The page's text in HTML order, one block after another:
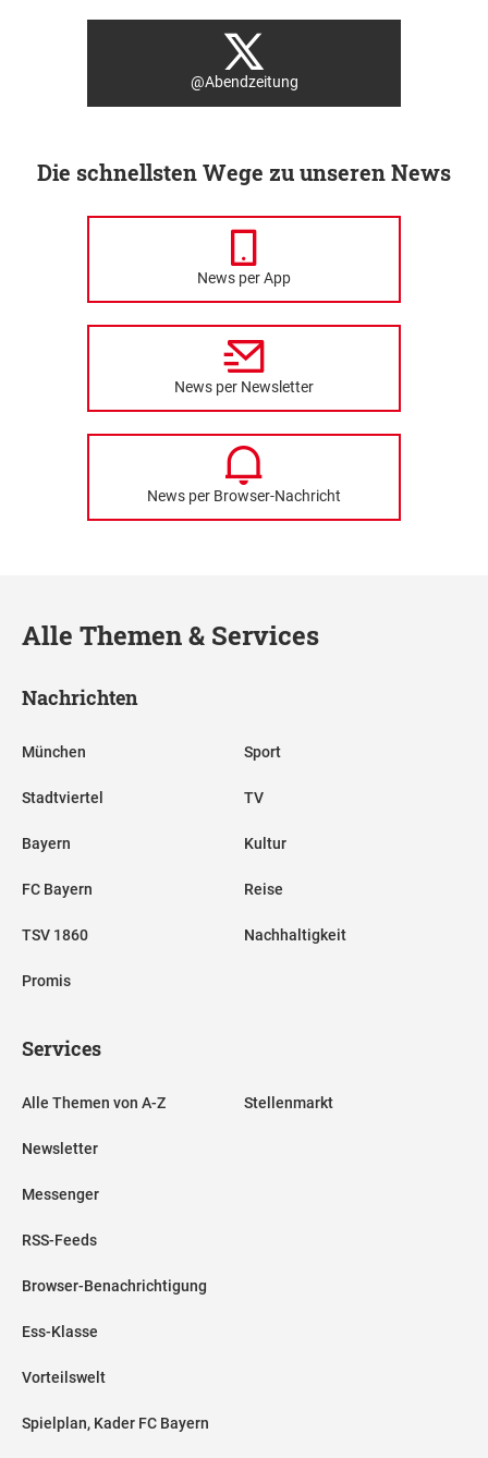
@Abendzeitung
Die schnellsten Wege zu unseren News
News per App
News per Newsletter
News per Browser-Nachricht
Alle Themen & Services
Nachrichten
München
Stadtviertel
Bayern
FC Bayern
TSV 1860
Promis
Sport
TV
Kultur
Reise
Nachhaltigkeit
Services
Alle Themen von A-Z
Newsletter
Messenger
RSS-Feeds
Browser-Benachrichtigung
Ess-Klasse
Vorteilswelt
Spielplan, Kader FC Bayern
Stellenmarkt